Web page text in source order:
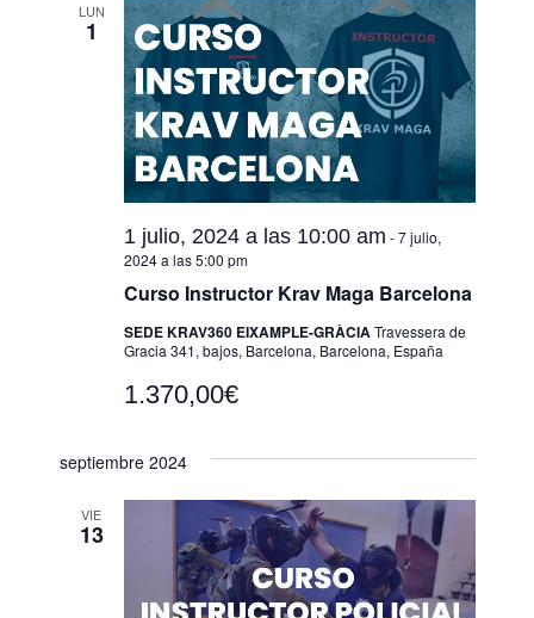
LUN
1
Curso Instructor Krav Maga Barcelona
1 julio, 2024 a las 10:00 am -7 julio,
2024 a las 5:00 pm
SEDE KRAV360 EIXAMPLE-GRÀCIA Travessera de
Gracia 341, bajos, Barcelona, Barcelona, España
1.370,00€
septiembre 2024
VIE
13